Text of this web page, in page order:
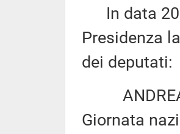
In data 20
Presidenza
dei deputati:
ANDREA
Giornata